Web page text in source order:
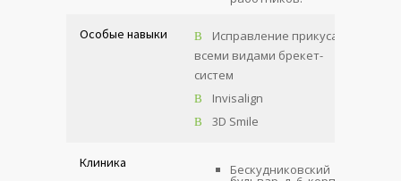
Особые навыки
Исправление прикуса
всеми видами брекет-
систем
Invisalign
3D Smile
Клиника Бескудниковский